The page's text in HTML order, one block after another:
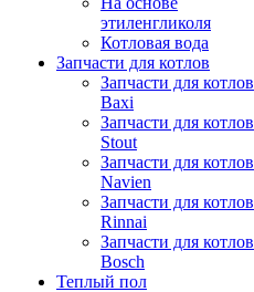
этиленгликоля
Котловая вода
Запчасти для котлов
Запчасти для котлов
Baxi
Запчасти для котлов
Stout
Запчасти для котлов
Navien
Запчасти для котлов
Rinnai
Запчасти для котлов
Bosch
Теплый пол